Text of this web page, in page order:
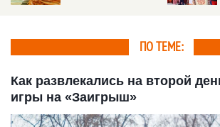
ПО ТЕМЕ:
Как развлекались на второй
игры на «Заигрыш»